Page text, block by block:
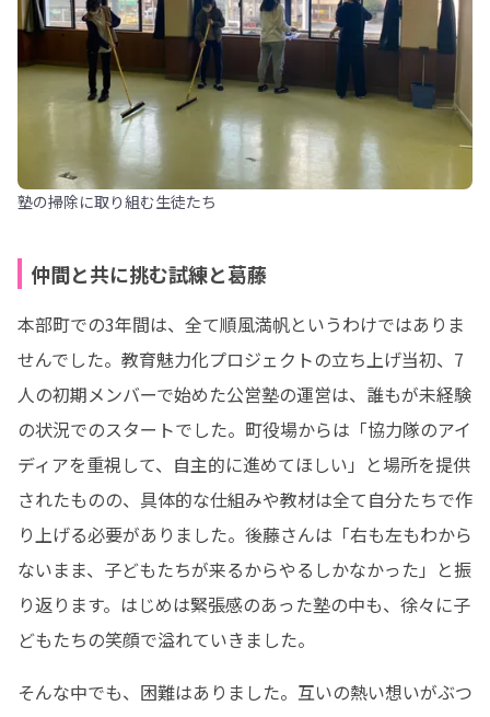
塾の掃除に取り組む生徒たち
仲間と共に挑む試練と葛藤
本部町での3年間は、全て順風満帆というわけではありま
せんでした。教育魅力化プロジェクトの立ち上げ当初、7
人の初期メンバーで始めた公営塾の運営は、誰もが未経験
の状況でのスタートでした。町役場からは「協力隊のアイ
ディアを重視して、自主的に進めてほしい」と場所を提供
されたものの、具体的な仕組みや教材は全て自分たちで作
り上げる必要がありました。後藤さんは「右も左もわから
ないまま、子どもたちが来るからやるしかなかった」と振
り返ります。はじめは緊張感のあった塾の中も、徐々に子
どもたちの笑顔で溢れていきました。
そんな中でも、困難はありました。互いの熱い想いがぶつ